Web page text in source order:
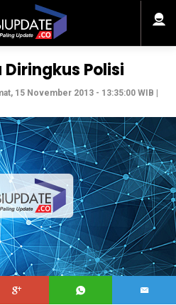
Polisi
15 November 2013 - 13:35:00 WIB